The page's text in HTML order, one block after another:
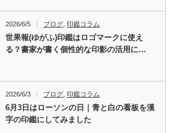
2026/6/5 ブログ ,印鑑コラム
世果報(ゆがふ)印鑑はロゴマークに使え
る？書家が書く個性的な印影の活用に…
2026/6/3 ブログ 印鑑コラム
6月3日はローソンの日｜青と白の看板を漢
字の印鑑にしてみました